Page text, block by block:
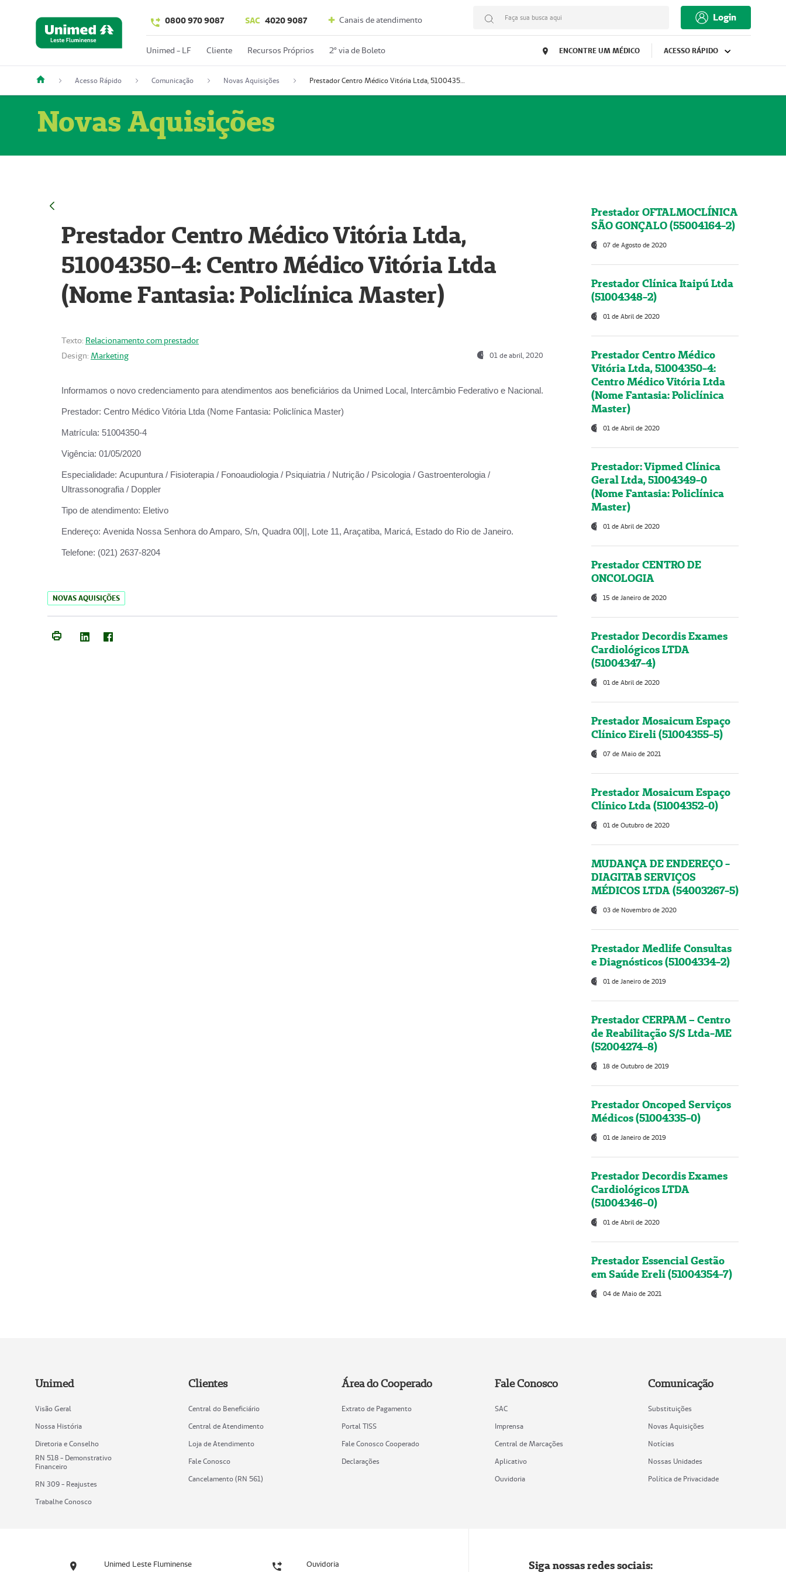
0800 970 9087 SAC 4020 9087 Canais de atendimento Faça sua busca aqui Login
Unimed - LF Cliente Recursos Próprios 2º via de Boleto ENCONTRE UM MÉDICO ACESSO RÁPIDO
Acesso Rápido Comunicação Novas Aquisições Prestador Centro Médico Vitória Ltda, 51004350-4: Centro Médico Vitória Ltda (Nome Fantasia: Policlínica Master)
Novas Aquisições
Prestador Centro Médico Vitória Ltda,
51004350-4: Centro Médico Vitória Ltda
(Nome Fantasia: Policlínica Master)
Texto: Relacionamento com prestador
Design: Marketing 01 de abril, 2020
Informamos o novo credenciamento para atendimentos aos beneficiários da Unimed Local, Intercâmbio Federativo e Nacional.
Prestador: Centro Médico Vitória Ltda (Nome Fantasia: Policlínica Master)
Matrícula: 51004350-4
Vigência: 01/05/2020
Especialidade: Acupuntura / Fisioterapia / Fonoaudiologia / Psiquiatria / Nutrição / Psicologia / Gastroenterologia /
Ultrassonografia / Doppler
Tipo de atendimento: Eletivo
Endereço: Avenida Nossa Senhora do Amparo, S/n, Quadra 00||, Lote 11, Araçatiba, Maricá, Estado do Rio de Janeiro.
Telefone: (021) 2637-8204
NOVAS AQUISIÇÕES
Prestador OFTALMOCLÍNICA
SÃO GONÇALO (55004164-2)
07 de Agosto de 2020
Prestador Clínica Itaipú Ltda
(51004348-2)
01 de Abril de 2020
Prestador Centro Médico
Vitória Ltda, 51004350-4:
Centro Médico Vitória Ltda
(Nome Fantasia: Policlínica
Master)
01 de Abril de 2020
Prestador: Vipmed Clínica
Geral Ltda, 51004349-0
(Nome Fantasia: Policlínica
Master)
01 de Abril de 2020
Prestador CENTRO DE
ONCOLOGIA
15 de Janeiro de 2020
Prestador Decordis Exames
Cardiológicos LTDA
(51004347-4)
01 de Abril de 2020
Prestador Mosaicum Espaço
Clínico Eireli (51004355-5)
07 de Maio de 2021
Prestador Mosaicum Espaço
Clínico Ltda (51004352-0)
01 de Outubro de 2020
MUDANÇA DE ENDEREÇO -
DIAGITAB SERVIÇOS
MÉDICOS LTDA (54003267-5)
03 de Novembro de 2020
Prestador Medlife Consultas
e Diagnósticos (51004334-2)
01 de Janeiro de 2019
Prestador CERPAM – Centro
de Reabilitação S/S Ltda-ME
(52004274-8)
18 de Outubro de 2019
Prestador Oncoped Serviços
Médicos (51004335-0)
01 de Janeiro de 2019
Prestador Decordis Exames
Cardiológicos LTDA
(51004346-0)
01 de Abril de 2020
Prestador Essencial Gestão
em Saúde Ereli (51004354-7)
04 de Maio de 2021
Unimed
Visão Geral
Nossa História
Diretoria e Conselho
RN 518 - Demonstrativo
Financeiro
RN 309 - Reajustes
Trabalhe Conosco
Clientes
Central do Beneficiário
Central de Atendimento
Loja de Atendimento
Fale Conosco
Cancelamento (RN 561)
Área do Cooperado
Extrato de Pagamento
Portal TISS
Fale Conosco Cooperado
Declarações
Fale Conosco
SAC
Imprensa
Central de Marcações
Aplicativo
Ouvidoria
Comunicação
Substituições
Novas Aquisições
Notícias
Nossas Unidades
Política de Privacidade
Unimed Leste Fluminense Ouvidoria Siga nossas redes sociais: